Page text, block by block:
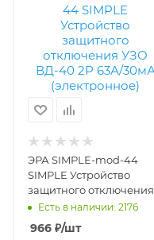
ЭРА SIMPLE-mod-44
SIMPLE Устройство
защитного отключения
УЗО ВД-40 2P 63А/30мА
(электронное) Б0039264
Есть в наличии: 2176
966 ₽/шт